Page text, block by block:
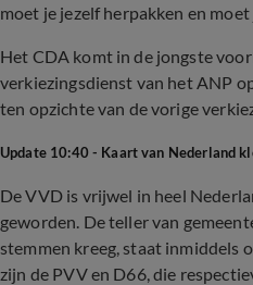
moet je jezelf herpakken en moet
Het CDA komt in de jongste
verkiezingsdienst van het ANP
ten opzichte van de vorige
Update 10:40 - Kaart van Nederland
De VVD is vrijwel in heel
geworden. De teller van
stemmen kreeg, staat inmiddels
zijn de PVV en D66, die